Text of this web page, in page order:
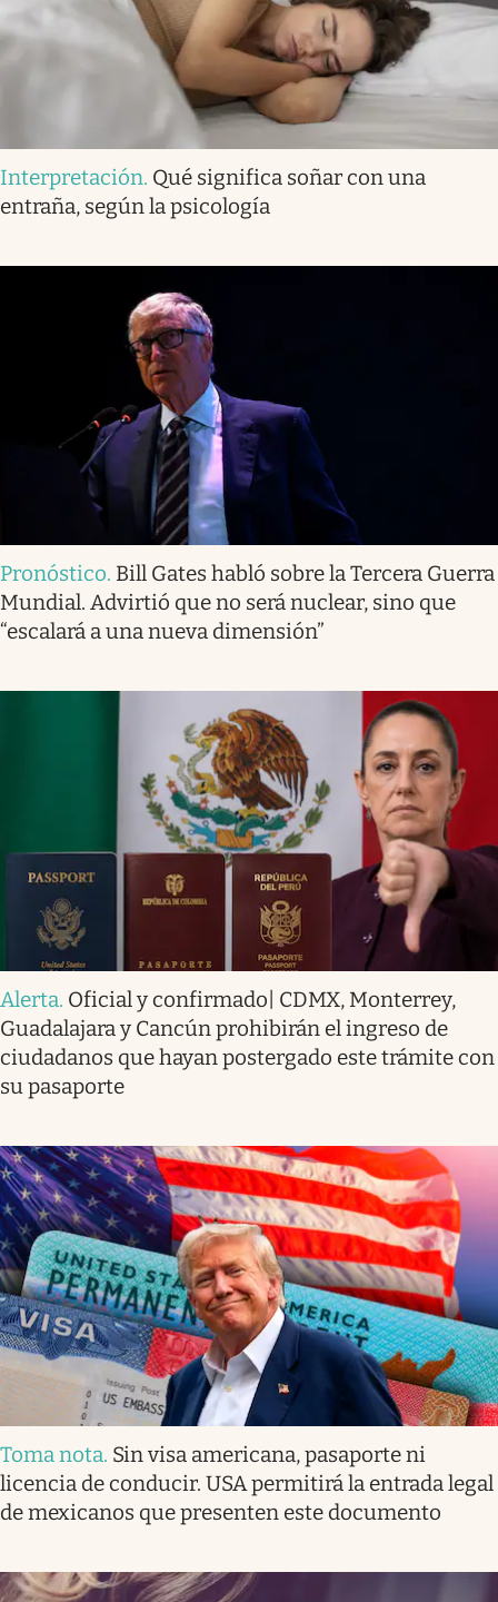
Interpretación. Qué significa soñar con una
entraña, según la psicología
Pronóstico. Bill Gates habló sobre la Tercera Guerra
Mundial. Advirtió que no será nuclear, sino que
“escalará a una nueva dimensión”
Alerta. Oficial y confirmado| CDMX, Monterrey,
Guadalajara y Cancún prohibirán el ingreso de
ciudadanos que hayan postergado este trámite con
su pasaporte
Toma nota. Sin visa americana, pasaporte ni
licencia de conducir. USA permitirá la entrada legal
de mexicanos que presenten este documento